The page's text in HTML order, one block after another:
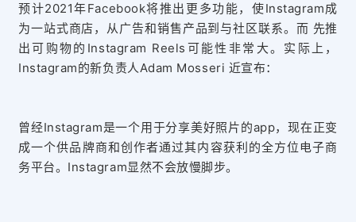
预计2021年Facebook将推出更多功能，使Instagram成
为一站式商店，从广告和销售产品到与社区联系。而 先推
出可购物的Instagram Reels可能性非常大。 实际上，
Instagram的新负责人Adam Mosseri 近宣布：
曾经Instagram是一个用于分享美好照片的app，现在正变
成一个供品牌商和创作者通过其内容获利的全方位电子商
务平台。Instagram显然不会放慢脚步。